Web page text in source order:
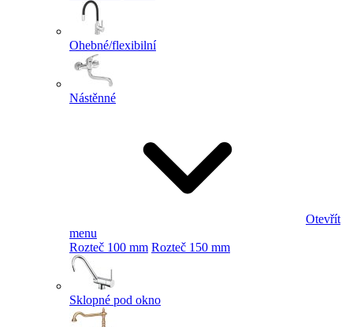
Ohebné/flexibilní
Nástěnné
Otevřít
menu
Rozteč 100 mm Rozteč 150 mm
Sklopné pod okno